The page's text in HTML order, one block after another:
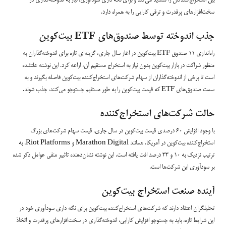
سخت‌افزارهای پرقدرت و ترقی کارایی را به همراه دارد.
جذب اندوخته توسط صندوق‌های ETF بیت‌کوین
راه‌اندازی ۱۱ صندوق ETF بیت‌کوین در اغاز سال جاری، گزینه‌ای تازه برای اندوخته‌گذاران به
منظور شراکت در بازار بیت‌کوین بدون نیاز به استخراج مستقیم آن، اراعه کرد. این نوشته علتشده
است تا برخی از اندوخته‌گذاران از سهام شرکت‌های استخراج‌کننده بیت‌کوین فاصله بگیرند و به
سمت صندوق‌های ETF که قیمت بیت‌کوین را به طور مستقیم جستوجو می‌کنند، جذب شوند.
حالت شرکت‌های استخراج‌کننده
با وجود افزایش ۶۰ درصدی قیمت بیت‌کوین در سال جاری، قیمت سهام شرکت‌های بزرگ
استخراج‌کننده بیت‌کوین در آمریکا، همانند Marathon Digital و Riot Platforms، به
ترتیب نزدیک به ۱۰ و ۳۳ درصد افت یافته است. این نوشته نشان‌دهنده تاثییر منفی عوامل ذکر شده
بر سودآوری این شرکت‌ها است.
آینده صنعت استخراج بیت‌کوین
تحلیلگران اعتقاد دارند که شرکت‌های استخراج‌کننده بیت‌کوین برای نگه داری سودآوری خود در
این شرایط تازه، باید به جستوجو افزایش کارایی، اندوخته‌گذاری در سخت‌افزارهای پرقدرت و اتخاذ